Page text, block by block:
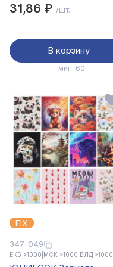
31,86 ₽ /шт.
В корзину
мин. 60
FIX
347-049
ЕКБ >1000 МСК >1000 ВЛД >1000